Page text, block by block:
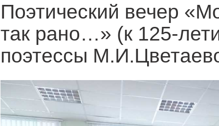
Поэтический вечер
так рано…» (к 125-
поэтессы